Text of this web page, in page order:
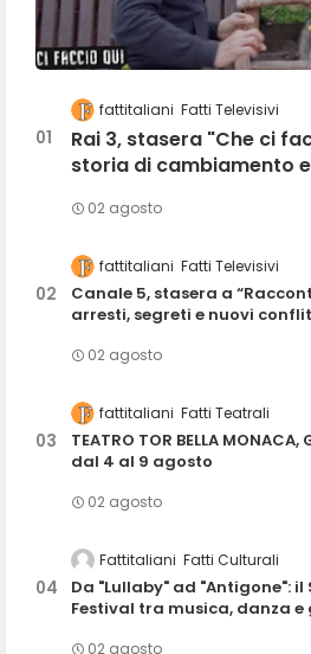
fattitaliani Fatti Televisivi
Rai 3, stasera "Che ci
storia di cambiamento
02 agosto
fattitaliani Fatti Televisivi
Canale 5, stasera a
arresti, segreti e nuovi
02 agosto
fattitaliani Fatti Teatrali
TEATRO TOR BELLA
dal 4 al 9 agosto
02 agosto
Fattitaliani Fatti Culturali
Da "Lullaby" ad "Antigone":
Festival tra musica, danza
02 agosto